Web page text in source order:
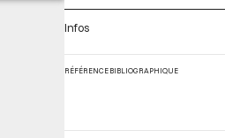
Infos
RÉFÉRENCE BIBLIOGRAPHIQUE